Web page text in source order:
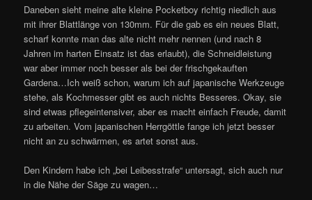
Daneben sieht meine alte kleine Pocketboy richtig niedlich aus
mit ihrer Blattlänge von 130mm. Für die gab es ein neues Blatt,
scharf konnte man das alte nicht mehr nennen (und nach 8
Jahren im harten Einsatz ist das erlaubt), die Schneidleistung
war aber immer noch besser als bei der frischgekauften
Gardena…Ich weiß schon, warum ich auf japanische Werkzeuge
stehe, als Kochmesser gibt es auch nichts Besseres. Okay, sie
sind etwas pflegeintensiver, aber es macht einfach Freude, damit
zu arbeiten. Vom japanischen Herrgöttle fange ich jetzt besser
nicht an zu schwärmen, es artet sonst aus.
Den Kindern habe ich „bei Leibesstrafe“ untersagt, sich auch nur
in die Nähe der Säge zu wagen…